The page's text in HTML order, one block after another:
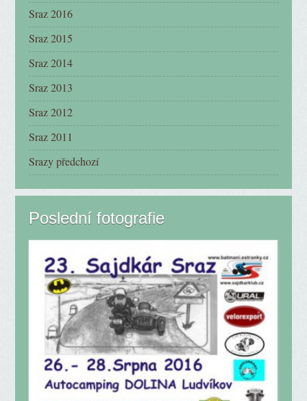
Sraz 2016
Sraz 2015
Sraz 2014
Sraz 2013
Sraz 2012
Sraz 2011
Srazy předchozí
Poslední fotografie